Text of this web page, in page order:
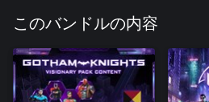
このバンドルの内容